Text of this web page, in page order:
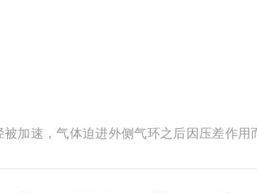
速，气体迫进外侧气环之后因压差作用